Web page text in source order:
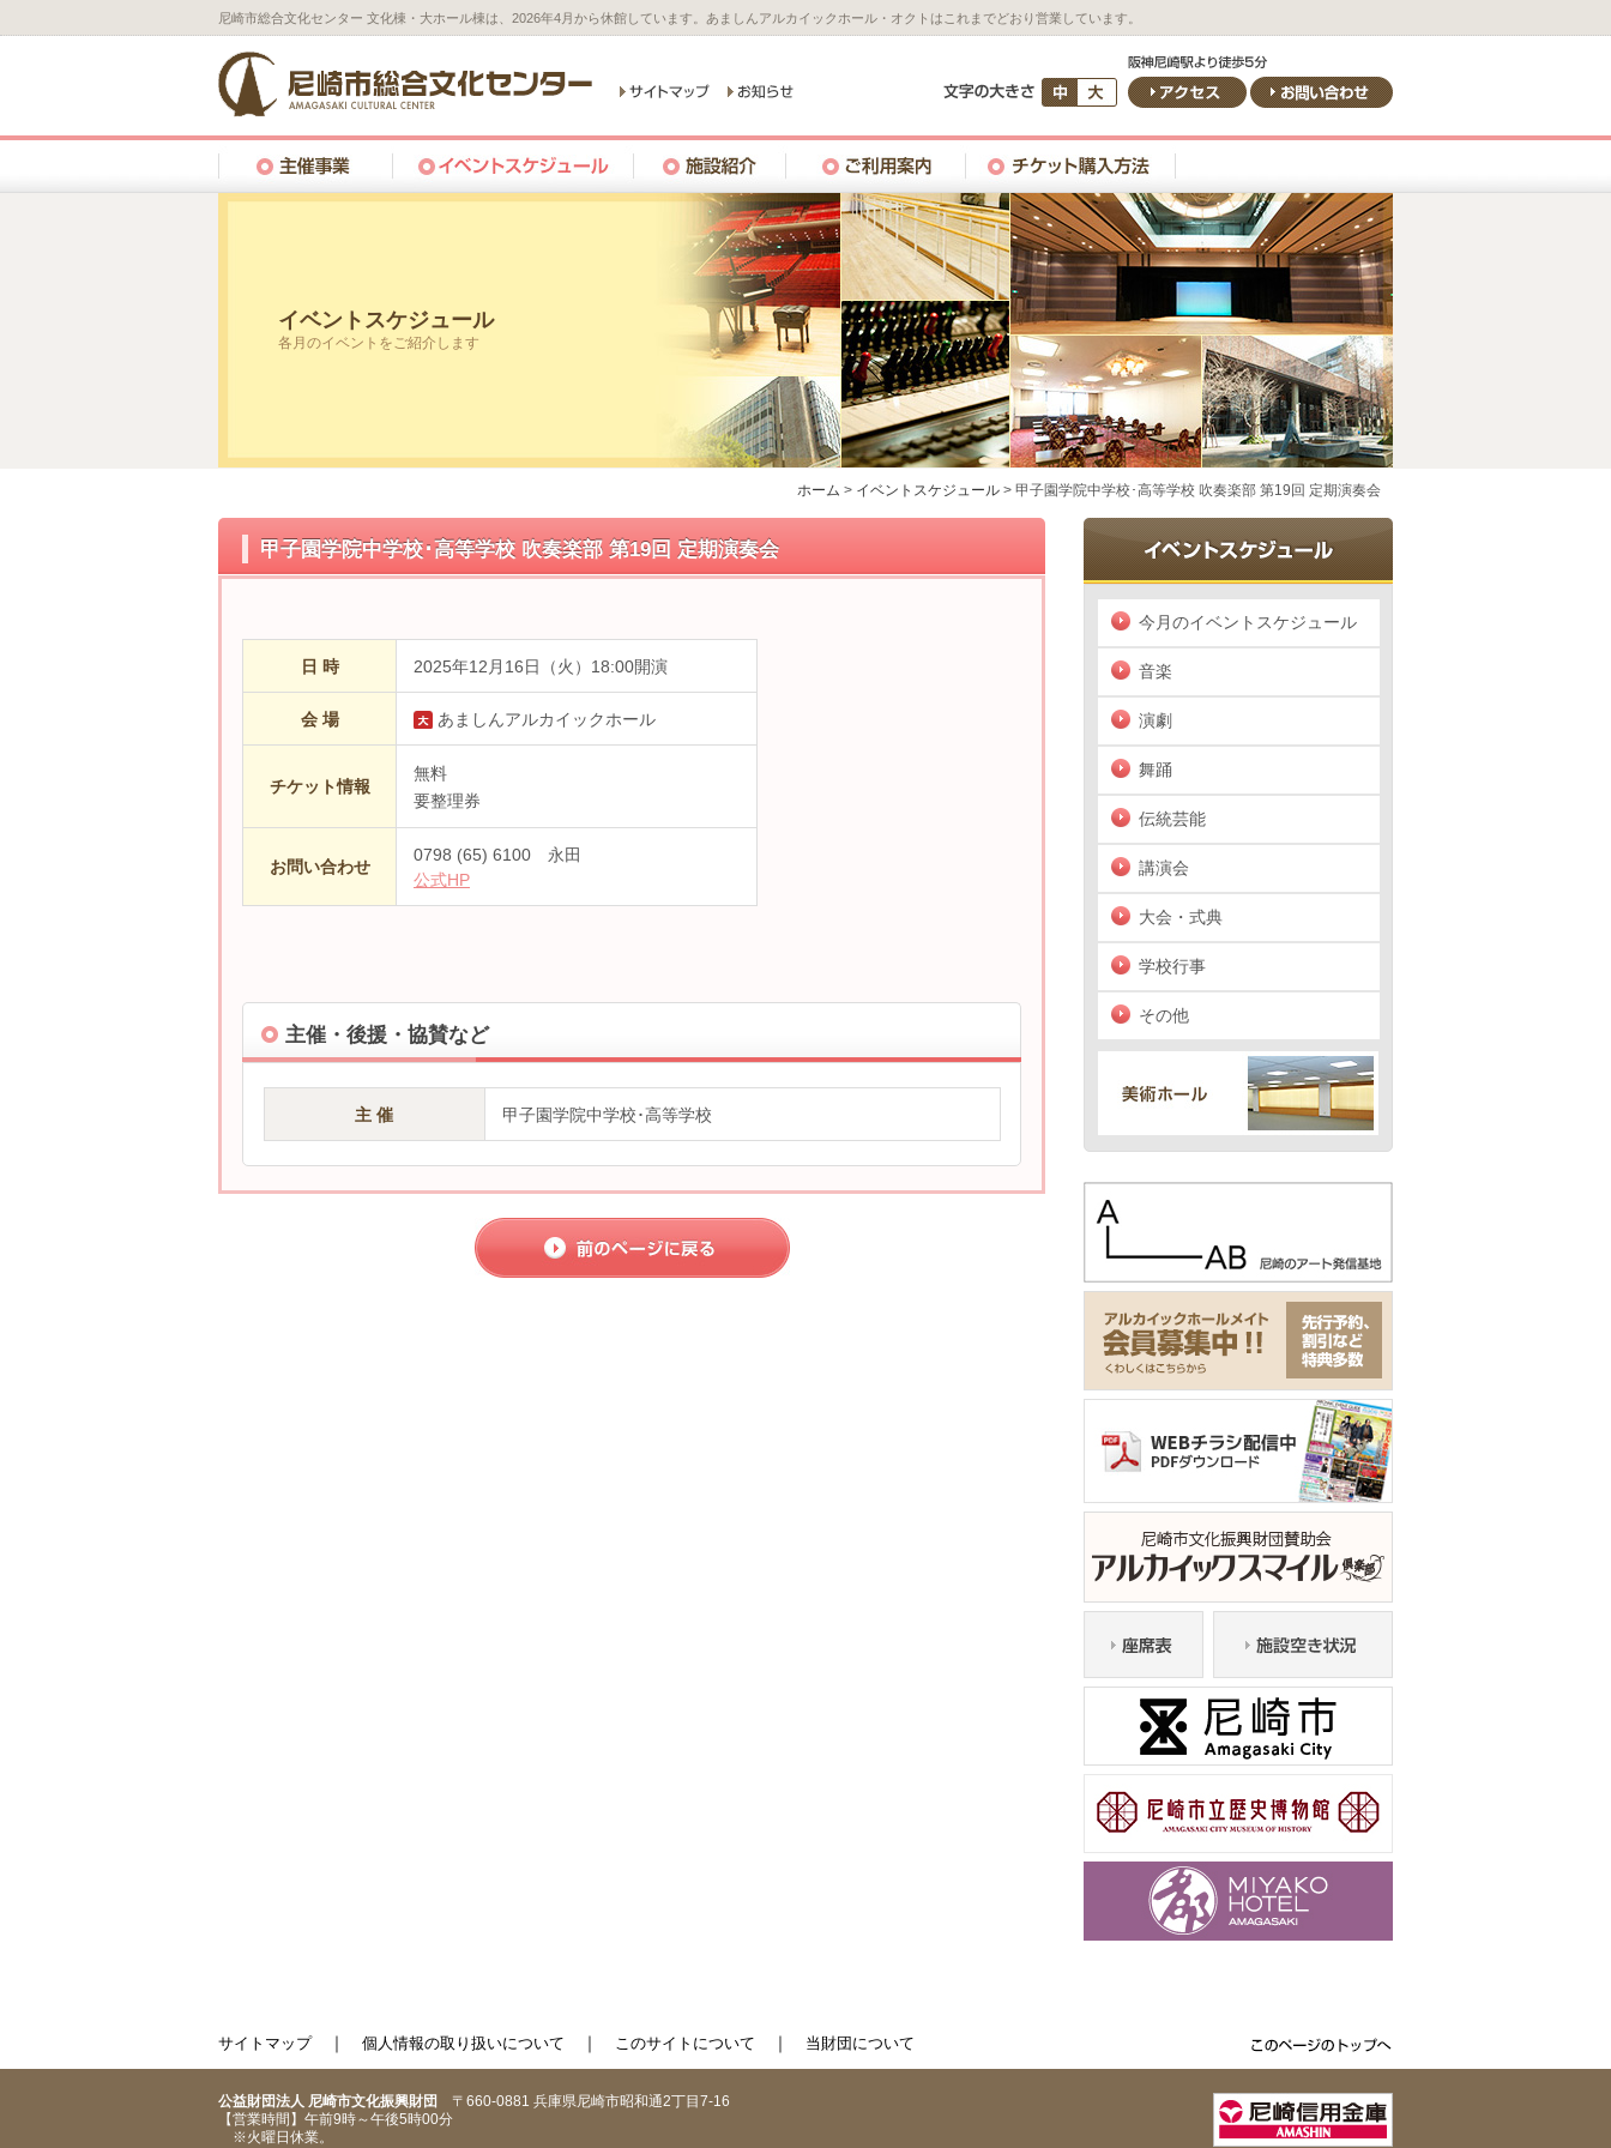
尼崎市総合文化センター 文化棟・大ホール棟は、2026年4月から休館しています。あましんアルカイックホール・オクトはこれまでどおり営業しています。
イベントスケジュール
各月のイベントをご紹介します
ホーム > イベントスケジュール > 甲子園学院中学校･高等学校 吹奏楽部 第19回 定期演奏会
甲子園学院中学校･高等学校 吹奏楽部 第19回 定期演奏会
日 時 2025年12月16日（火）18:00開演
会 場 あましんアルカイックホール
チケット情報
無料
要整理券
お問い合わせ
0798 (65) 6100 永田
公式HP
主催・後援・協賛など
主 催 甲子園学院中学校･高等学校
今月のイベントスケジュール
音楽
演劇
舞踊
伝統芸能
講演会
大会・式典
学校行事
その他
サイトマップ｜ 個人情報の取り扱いについて ｜ このサイトについて ｜ 当財団について
公益財団法人 尼崎市文化振興財団 〒660-0881 兵庫県尼崎市昭和通2丁目7-16
【営業時間】午前9時～午後5時00分
※火曜日休業。